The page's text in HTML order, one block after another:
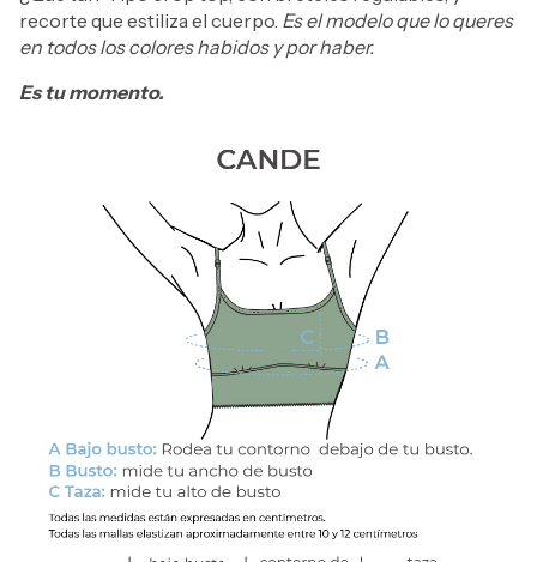
recorte que estiliza el cuerpo. Es el modelo que lo queres
en todos los colores habidos y por haber.
Es tu momento.